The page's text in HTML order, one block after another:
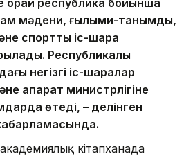
мәдени, ғылыми-танымдық,
спорттық іс-шара
Республикалық
негізгі іс-шаралар
ақпарат министрлігіне
өтеді, – делінген
кітапханада